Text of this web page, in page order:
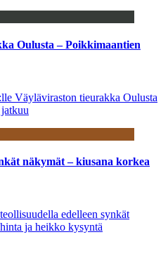
Oulusta – Poikkimaantien
Väyläviraston tieurakka Oulusta
näkymät – kiusana korkea
edelleen synkät
ja heikko kysyntä